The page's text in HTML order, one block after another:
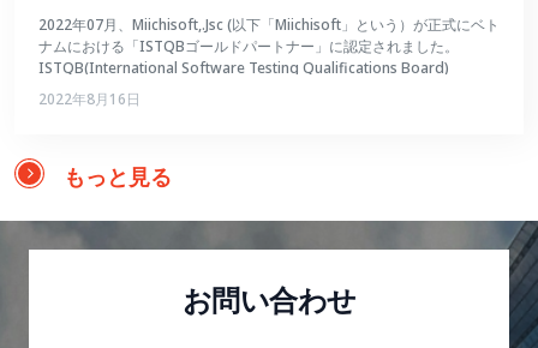
2022年07月、Miichisoft,.Jsc (以下「Miichisoft」という）が正式にベト
ナムにおける「ISTQBゴールドパートナー」に認定されました。
ISTQB(International Software Testing Qualifications Board)
2022年8月16日
もっと見る
お問い合わせ